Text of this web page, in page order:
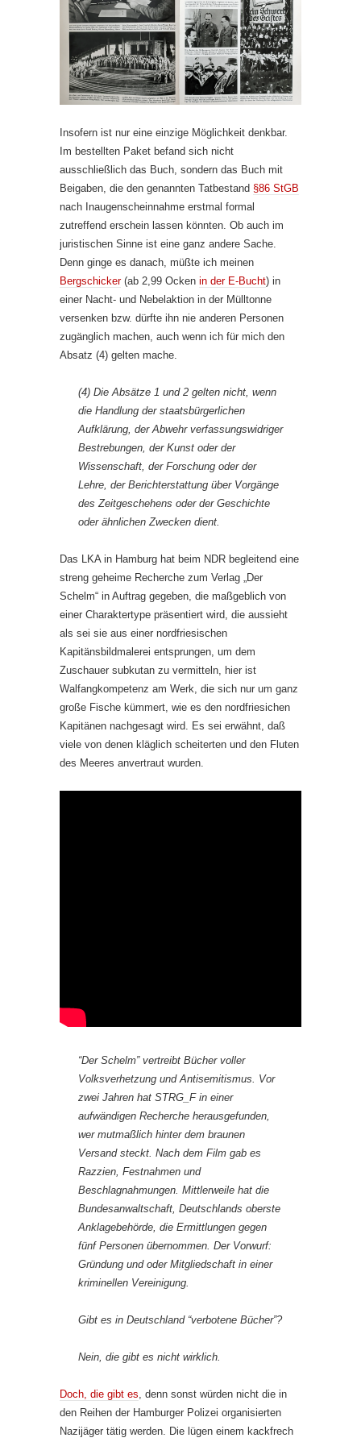
Insofern ist nur eine einzige Möglichkeit denkbar.
Im bestellten Paket befand sich nicht
ausschließlich das Buch, sondern das Buch mit
Beigaben, die den genannten Tatbestand §86 StGB
nach Inaugenscheinnahme erstmal formal
zutreffend erschein lassen könnten. Ob auch im
juristischen Sinne ist eine ganz andere Sache.
Denn ginge es danach, müßte ich meinen
Bergschicker(ab 2,99 Ocken in der E-Bucht) in
einer Nacht- und Nebelaktion in der Mülltonne
versenken bzw. dürfte ihn nie anderen Personen
zugänglich machen, auch wenn ich für mich den
Absatz (4) gelten mache.
(4) Die Absätze 1 und 2 gelten nicht, wenn
die Handlung der staatsbürgerlichen
Aufklärung, der Abwehr verfassungswidriger
Bestrebungen, der Kunst oder der
Wissenschaft, der Forschung oder der
Lehre, der Berichterstattung über Vorgänge
des Zeitgeschehens oder der Geschichte
oder ähnlichen Zwecken dient.
Das LKA in Hamburg hat beim NDR begleitend eine
streng geheime Recherche zum Verlag „Der
Schelm“ in Auftrag gegeben, die maßgeblich von
einer Charaktertype präsentiert wird, die aussieht
als sei sie aus einer nordfriesischen
Kapitänsbildmalerei entsprungen, um dem
Zuschauer subkutan zu vermitteln, hier ist
Walfangkompetenz am Werk, die sich nur um ganz
große Fische kümmert, wie es den nordfriesichen
Kapitänen nachgesagt wird. Es sei erwähnt, daß
viele von denen kläglich scheiterten und den Fluten
des Meeres anvertraut wurden.
“Der Schelm” vertreibt Bücher voller
Volksverhetzung und Antisemitismus. Vor
zwei Jahren hat STRG_F in einer
aufwändigen Recherche herausgefunden,
wer mutmaßlich hinter dem braunen
Versand steckt. Nach dem Film gab es
Razzien, Festnahmen und
Beschlagnahmungen. Mittlerweile hat die
Bundesanwaltschaft, Deutschlands oberste
Anklagebehörde, die Ermittlungen gegen
fünf Personen übernommen. Der Vorwurf:
Gründung und oder Mitgliedschaft in einer
kriminellen Vereinigung.
Gibt es in Deutschland “verbotene Bücher”?
Nein, die gibt es nicht wirklich.
Doch, die gibt es , denn sonst würden nicht die in
den Reihen der Hamburger Polizei organisierten
Nazijäger tätig werden. Die lügen einem kackfrech